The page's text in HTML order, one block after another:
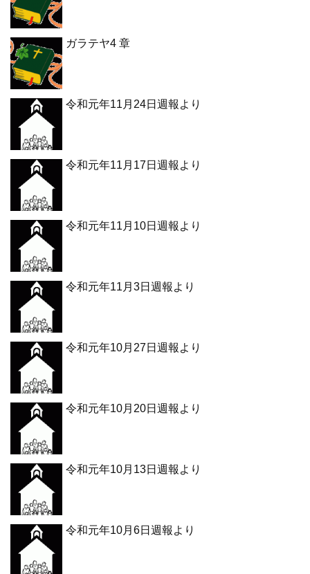
ガラテヤ4 章
令和元年11月24日週報より
令和元年11月17日週報より
令和元年11月10日週報より
令和元年11月3日週報より
令和元年10月27日週報より
令和元年10月20日週報より
令和元年10月13日週報より
令和元年10月6日週報より